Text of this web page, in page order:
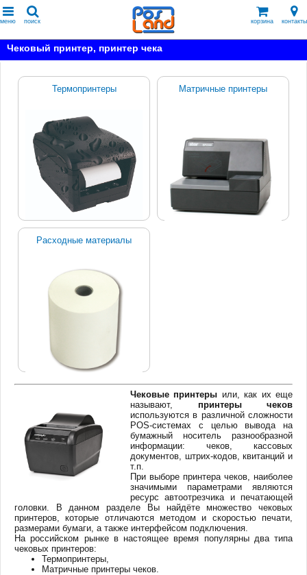
меню поиск корзина контакты
Чековый принтер, принтер чека
Термопринтеры Матричные принтеры
Расходные материалы
Чековые принтеры или, как их еще
называют, принтеры чеков
используются в различной сложности
POS-системах с целью вывода на
бумажный носитель разнообразной
информации: чеков, кассовых
документов, штрих-кодов, квитанций и
т.п.
При выборе принтера чеков, наиболее
значимыми параметрами являются
ресурс автоотрезчика и печатающей
головки. В данном разделе Вы найдёте множество чековых
принтеров, которые отличаются методом и скоростью печати,
размерами бумаги, а также интерфейсом подключения.
На российском рынке в настоящее время популярны два типа
чековых принтеров:
Термопринтеры,
Матричные принтеры чеков.